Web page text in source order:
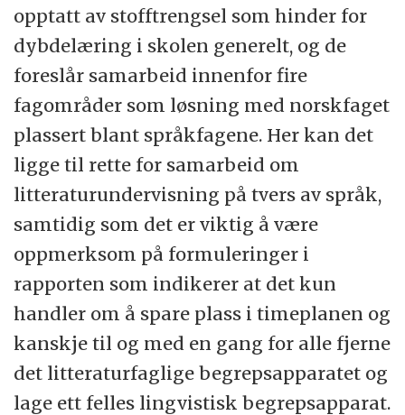
opptatt av stofftrengsel som hinder for
dybdelæring i skolen generelt, og de
foreslår samarbeid innenfor fire
fagområder som løsning med norskfaget
plassert blant språkfagene. Her kan det
ligge til rette for samarbeid om
litteraturundervisning på tvers av språk,
samtidig som det er viktig å være
oppmerksom på formuleringer i
rapporten som indikerer at det kun
handler om å spare plass i timeplanen og
kanskje til og med en gang for alle fjerne
det litteraturfaglige begrepsapparatet og
lage ett felles lingvistisk begrepsapparat.